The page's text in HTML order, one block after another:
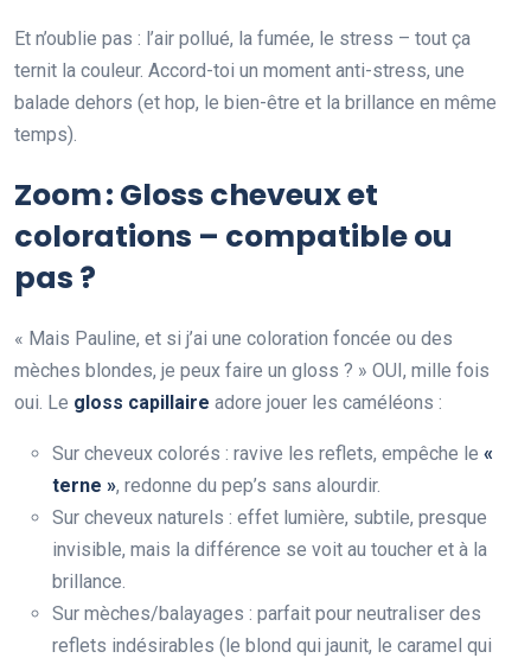
Et n’oublie pas : l’air pollué, la fumée, le stress – tout ça
ternit la couleur. Accord-toi un moment anti-stress, une
balade dehors (et hop, le bien-être et la brillance en même
temps).
Zoom : Gloss cheveux et
colorations – compatible ou
pas ?
« Mais Pauline, et si j’ai une coloration foncée ou des
mèches blondes, je peux faire un gloss ? » OUI, mille fois
oui. Le gloss capillaire adore jouer les caméléons :
Sur cheveux colorés : ravive les reflets, empêche le «
terne », redonne du pep’s sans alourdir.
Sur cheveux naturels : effet lumière, subtile, presque
invisible, mais la différence se voit au toucher et à la
brillance.
Sur mèches/balayages : parfait pour neutraliser des
reflets indésirables (le blond qui jaunit, le caramel qui